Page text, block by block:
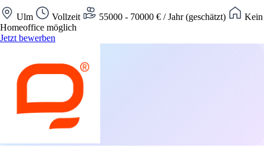
Ulm Vollzeit 55000 - 70000 € / Jahr (geschätzt)
Kein
Homeoffice möglich
Jetzt bewerben